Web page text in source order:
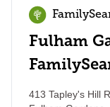
Fulham
413 Tapley's Hill